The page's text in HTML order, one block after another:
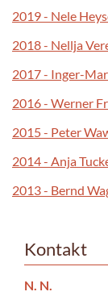
2019 - Nele
2018 - Nellja
2017 - Inger-
2016 - Werner
2015 - Peter
2014 - Anja
2013 - Bernd
Kontakt
N. N.